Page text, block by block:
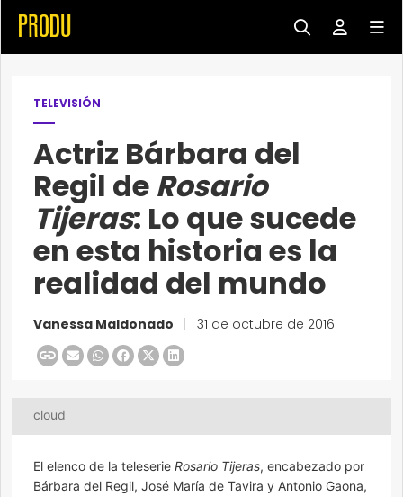
TELEVISIÓN
Actriz Bárbara del
Regil de Rosario
Tijeras: Lo que sucede
en esta historia es la
realidad del mundo
Vanessa Maldonado 31 de octubre de 2016
cloud
El elenco de la teleserie Rosario Tijeras, encabezado por
Bárbara del Regil, José María de Tavira y Antonio Gaona,